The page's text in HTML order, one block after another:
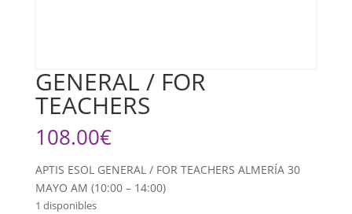
GENERAL / FOR
TEACHERS
108.00€
APTIS ESOL GENERAL / FOR TEACHERS ALMERÍA 30
MAYO AM (10:00 – 14:00)
1 disponibles